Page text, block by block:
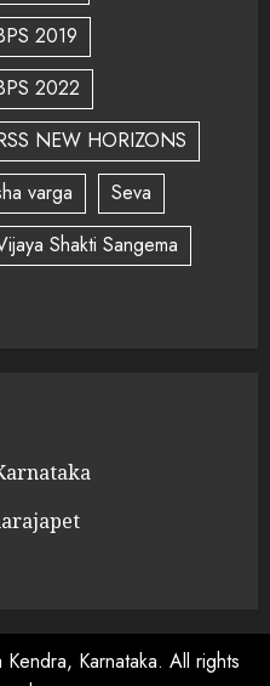
2019
2022
NEW HORIZONS
varga
Seva
Shakti Sangema
Karnataka. All rights